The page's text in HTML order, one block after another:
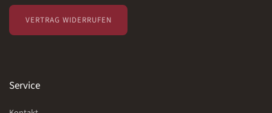
VERTRAG WIDERRUFEN
Service